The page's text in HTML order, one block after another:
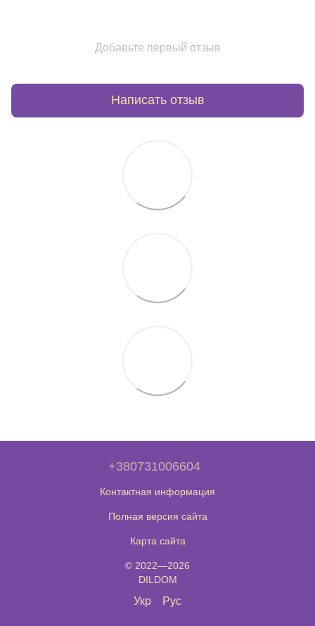
Добавьте первый отзыв
Написать отзыв
+380731006604
Контактная информация
Полная версия сайта
Карта сайта
© 2022—2026
DILDOM
Укр Рус